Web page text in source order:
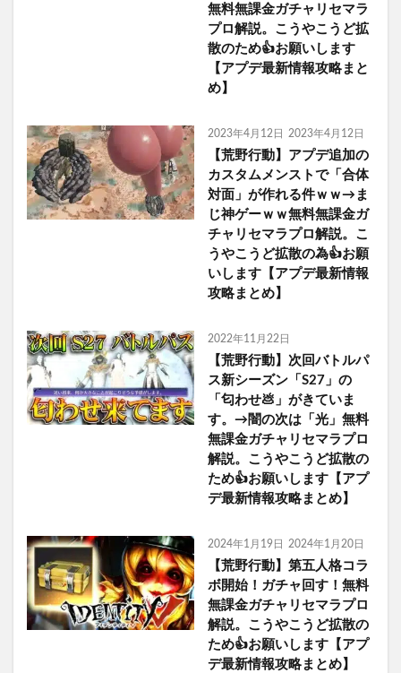
無料無課金ガチャリセマラ
プロ解説。こうやこうど拡
散のため👍お願いします
【アプデ最新情報攻略まと
め】
2023年4月12日 2023年4月12日
【荒野行動】アプデ追加の
カスタムメンストで「合体
対面」が作れる件ｗｗ→ま
じ神ゲーｗｗ無料無課金ガ
チャリセマラプロ解説。こ
うやこうど拡散の為👍お願
いします【アプデ最新情報
攻略まとめ】
2022年11月22日
【荒野行動】次回バトルパ
ス新シーズン「S27」の
「匂わせ💩」がきていま
す。→闇の次は「光」無料
無課金ガチャリセマラプロ
解説。こうやこうど拡散の
ため👍お願いします【アプ
デ最新情報攻略まとめ】
2024年1月19日 2024年1月20日
【荒野行動】第五人格コラ
ボ開始！ガチャ回す！無料
無課金ガチャリセマラプロ
解説。こうやこうど拡散の
ため👍お願いします【アプ
デ最新情報攻略まとめ】